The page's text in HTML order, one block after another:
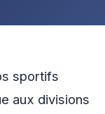
sportifs
aux divisions